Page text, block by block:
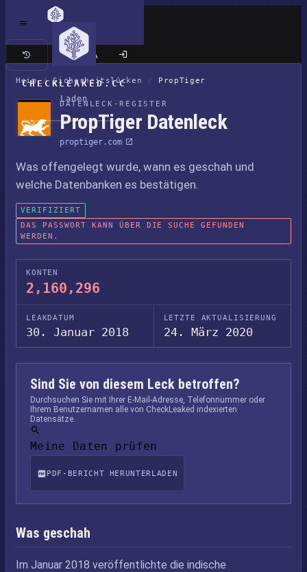
CHECKLEAKED.CC
Laden
Klassische Seite
Heim / Sicherheitslücken / PropTiger
DATENLECK-REGISTER
PropTiger Datenleck
proptiger.com
Was offengelegt wurde, wann es geschah und
welche Datenbanken es bestätigen.
VERIFIZIERT
DAS PASSWORT KANN ÜBER DIE SUCHE GEFUNDEN
WERDEN.
KONTEN
2,160,296
LEAKDATUM
30. Januar 2018
LETZTE AKTUALISIERUNG
24. März 2020
Sind Sie von diesem Leck betroffen?
Durchsuchen Sie mit Ihrer E-Mail-Adresse, Telefonnummer oder
Ihrem Benutzernamen alle von CheckLeaked indexierten
Datensätze.
Meine Daten prüfen
PDF-BERICHT HERUNTERLADEN
Was geschah
Im Januar 2018 veröffentlichte die indische